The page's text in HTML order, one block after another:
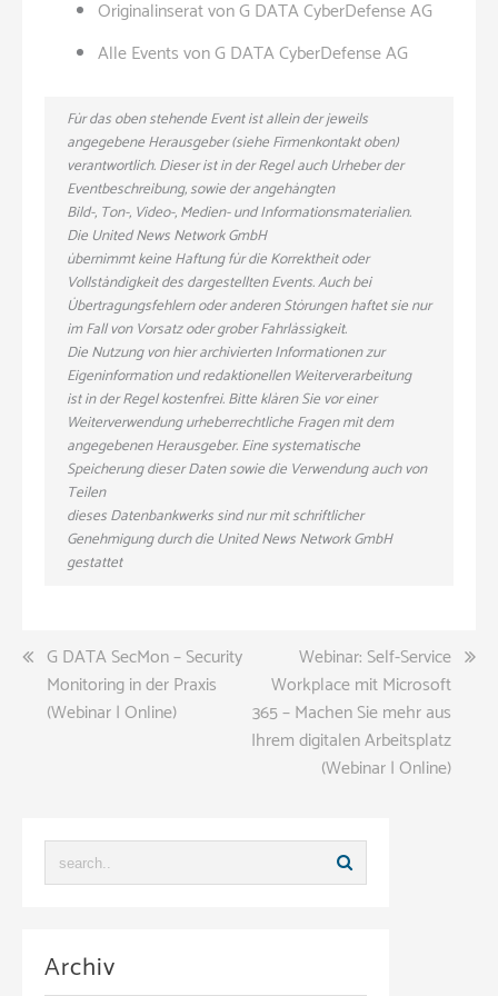
Originalinserat von G DATA CyberDefense AG
Alle Events von G DATA CyberDefense AG
Für das oben stehende Event ist allein der jeweils
angegebene Herausgeber (siehe Firmenkontakt oben)
verantwortlich. Dieser ist in der Regel auch Urheber der
Eventbeschreibung, sowie der angehängten
Bild-, Ton-, Video-, Medien- und Informationsmaterialien.
Die United News Network GmbH
übernimmt keine Haftung für die Korrektheit oder
Vollständigkeit des dargestellten Events. Auch bei
Übertragungsfehlern oder anderen Störungen haftet sie nur
im Fall von Vorsatz oder grober Fahrlässigkeit.
Die Nutzung von hier archivierten Informationen zur
Eigeninformation und redaktionellen Weiterverarbeitung
ist in der Regel kostenfrei. Bitte klären Sie vor einer
Weiterverwendung urheberrechtliche Fragen mit dem
angegebenen Herausgeber. Eine systematische
Speicherung dieser Daten sowie die Verwendung auch von
Teilen
dieses Datenbankwerks sind nur mit schriftlicher
Genehmigung durch die United News Network GmbH
gestattet
Beitragsnavigation
G DATA SecMon – Security
Monitoring in der Praxis
(Webinar | Online)
Webinar: Self-Service
Workplace mit Microsoft
365 – Machen Sie mehr aus
Ihrem digitalen Arbeitsplatz
(Webinar | Online)
Archiv